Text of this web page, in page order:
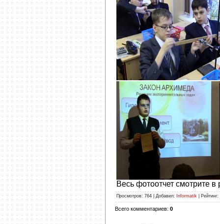
Весь фотоотчет
Просмотров: 764 | Добавил: Informatik Рейтинг:
Всего комментариев: 0